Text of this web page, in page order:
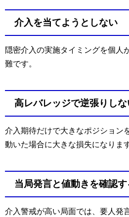
介入を当てようとしない
隠密介入の実施タイミングを個人
難です。
高レバレッジで逆張りしな
介入期待だけで大きなポジション
動いた場合に大きな損失になります
当局発言と値動きを確認す
介入警戒が高い局面では、要人発